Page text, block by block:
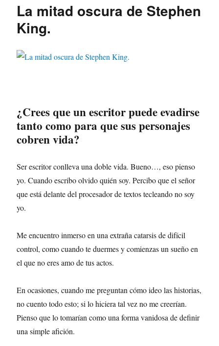
de
La mitad oscura de Stephen
King.
¿Crees que un escritor puede evadirse
tanto como para que sus personajes
cobren vida?
Ser escritor conlleva una doble vida. Bueno…, eso pienso
yo. Cuando escribo olvido quién soy. Percibo que el señor
que está delante del procesador de textos tecleando no soy
yo.
Me encuentro inmerso en una extraña catarsis de difícil
control, como cuando te duermes y comienzas un sueño en
el que no eres amo de tus actos.
En ocasiones, cuando me preguntan cómo ideo las historias,
no cuento todo esto; si lo hiciera tal vez no me creerían.
Pienso que lo tomarían como una forma vanidosa de definir
una simple afición.